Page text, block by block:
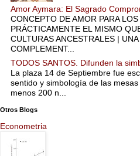
Amor Aymara: El Sagrado
CONCEPTO DE AMOR PARA
PRÁCTICAMENTE EL MISMO
CULTURAS ANCESTRALES |
COMPLEMENT...
TODOS SANTOS. Difunden la
La plaza 14 de Septiembre fue
sentido y simbología de las
menos 200 n...
Otros Blogs
Econometria